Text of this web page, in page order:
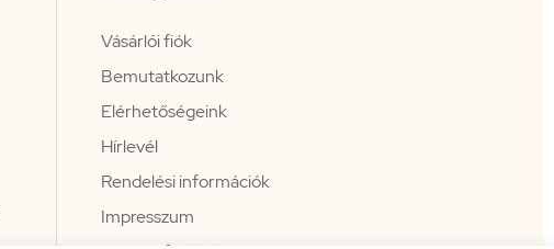
Vásárlói fiók
Bemutatkozunk
Elérhetőségeink
Hírlevél
Rendelési információk
Impresszum